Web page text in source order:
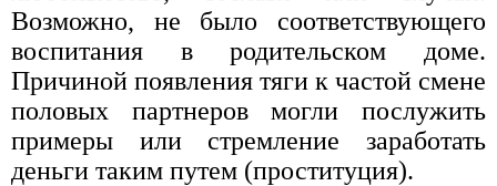
Возможно, не было соответствующего
воспитания в родительском доме.
Причиной появления тяги к частой смене
половых партнеров могли послужить
примеры или стремление заработать
деньги таким путем (проституция).